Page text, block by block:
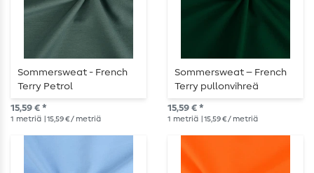
Sommersweat - French
Terry Petrol
15,59 € *
1 metriä | 15,59 € / metriä
Sommersweat – French
Terry pullonvihreä
15,59 € *
1 metriä | 15,59 € / metriä